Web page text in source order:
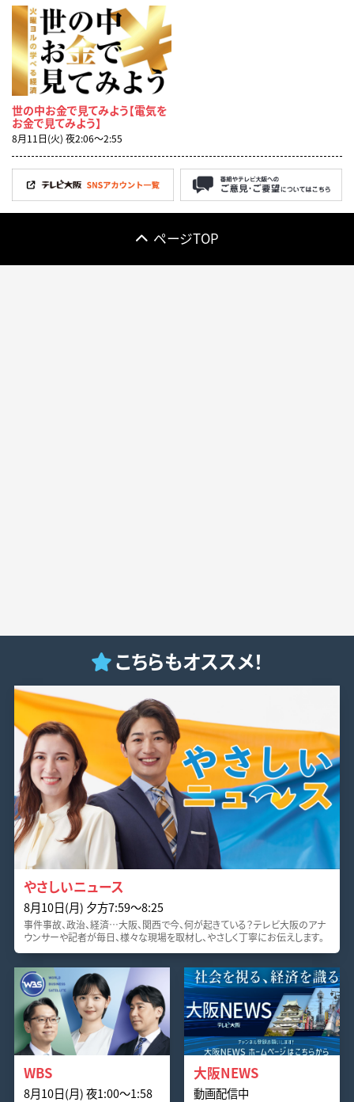
世の中お金で見てみよう【電気を
お金で見てみよう】
8月11日(火) 夜2:06〜2:55
ページTOP
こちらもオススメ！
やさしいニュース
8月10日(月) 夕方7:59〜8:25
事件事故、政治、経済…大阪、関西で今、何が起きている？テレビ大阪のアナ
ウンサーや記者が毎日、様々な現場を取材し、やさしく丁寧にお伝えします。
WBS
8月10日(月) 夜1:00〜1:58
大阪NEWS
動画配信中